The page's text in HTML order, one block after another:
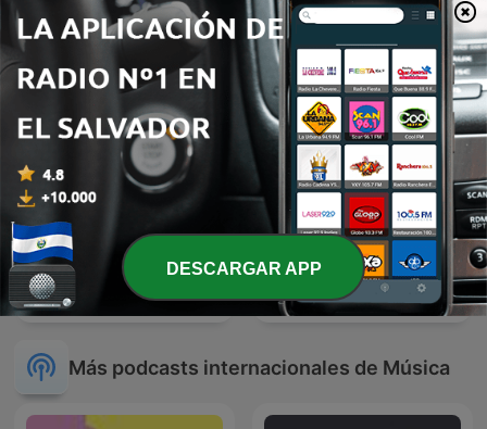
BOLEROS Y TRIOS
ROMANTICOS
Reggaeton
Más podcasts internacionales de Música
DESCARGAR APP